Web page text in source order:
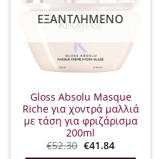
ΕΞΑΝΤΛΗΜΈΝΟ
Gloss Absolu Masque
Riche για χοντρά μαλλιά
με τάση για φριζάρισμα
200ml
€52.30 Original
price
€41.84Η
τρέχουσα